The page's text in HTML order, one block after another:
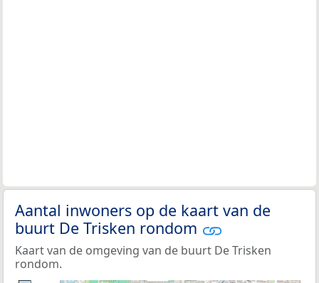
Aantal inwoners op de kaart van de
buurt De Trisken rondom
Kaart van de omgeving van de buurt De Trisken
rondom.